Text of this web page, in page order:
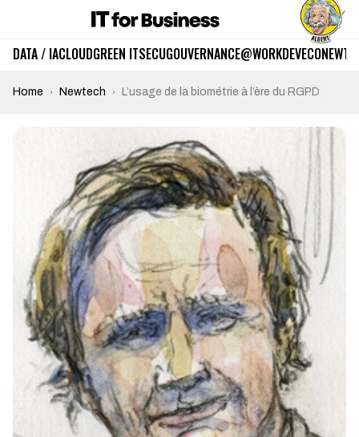
DATA / IACLOUDGREEN ITSECUGOUVERNANCE@WORKDEVECO
Home Newtech L’usage de la biométrie à l’ère du RGPD